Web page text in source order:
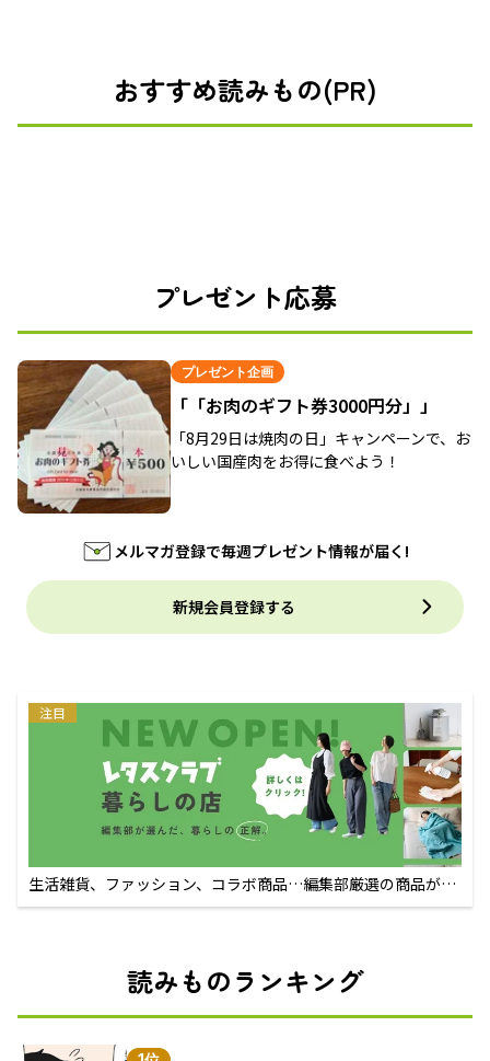
おすすめ読みもの(PR)
プレゼント応募
プレゼント企画
「「お肉のギフト券3000円分」」
「8月29日は焼肉の日」キャンペーンで、お
いしい国産肉をお得に食べよう！
メルマガ登録で毎週プレゼント情報が届く!
新規会員登録する
注目
生活雑貨、ファッション、コラボ商品…編集部厳選の商品が買
えるECサイト
読みものランキング